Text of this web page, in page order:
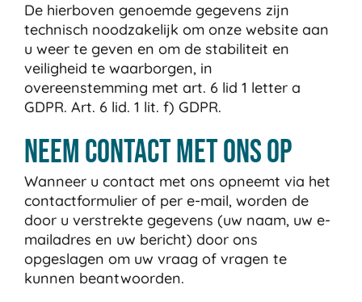
De hierboven genoemde gegevens zijn
technisch noodzakelijk om onze website aan
u weer te geven en om de stabiliteit en
veiligheid te waarborgen, in
overeenstemming met art. 6 lid 1 letter a
GDPR. Art. 6 lid. 1 lit. f) GDPR.
Neem contact met ons op
Wanneer u contact met ons opneemt via het
contactformulier of per e-mail, worden de
door u verstrekte gegevens (uw naam, uw e-
mailadres en uw bericht) door ons
opgeslagen om uw vraag of vragen te
kunnen beantwoorden.